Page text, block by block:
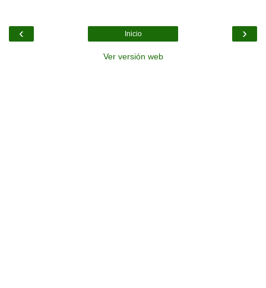
‹ ›
Inicio
Ver versión web